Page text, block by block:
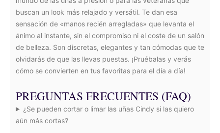
buscan un look más relajado y versátil. Te dan esa
sensación de «manos recién arregladas» que levanta el
ánimo al instante, sin el compromiso ni el coste de un salón
de belleza. Son discretas, elegantes y tan cómodas que te
olvidarás de que las llevas puestas. ¡Pruébalas y verás
cómo se convierten en tus favoritas para el día a día!
PREGUNTAS FRECUENTES (FAQ)
¿Se pueden cortar o limar las uñas Cindy si las quiero
aún más cortas?